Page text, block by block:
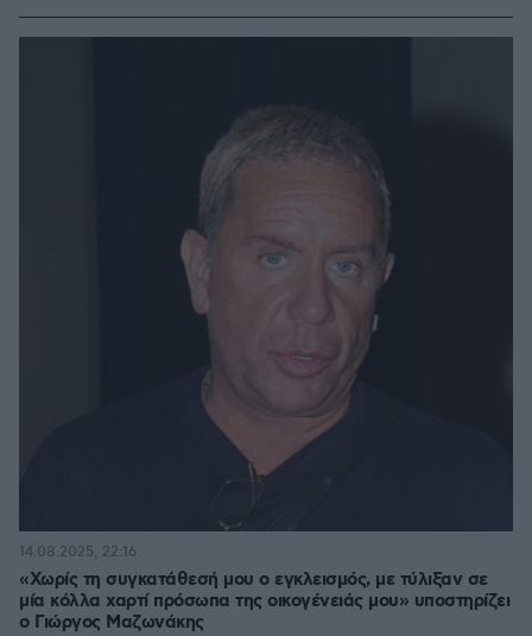
«Χωρίς τη συγκατάθεσή μου ο εγκλεισμός, με τύλιξαν σε
μία κόλλα χαρτί πρόσωπα της οικογένειάς μου» υποστηρίζει
ο Γιώργος Μαζωνάκης
14.08.2025, 22:16